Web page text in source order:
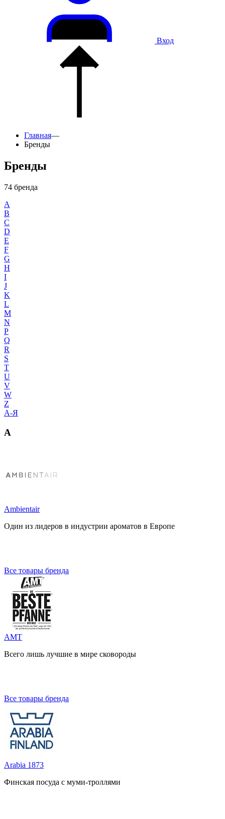
Вход
Главная—
Бренды
Бренды
74 бренда
A
B
C
D
E
F
G
H
I
J
K
L
M
N
P
Q
R
S
T
U
V
W
Z
А-Я
A
Ambientair
Один из лидеров в индустрии ароматов в Европе
Все товары бренда
AMT
Всего лишь лучшие в мире сковороды
Все товары бренда
Arabia 1873
Финская посуда с муми-троллями